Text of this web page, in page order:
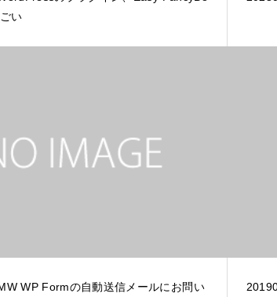
い
WP Formの自動送信メールにお問い